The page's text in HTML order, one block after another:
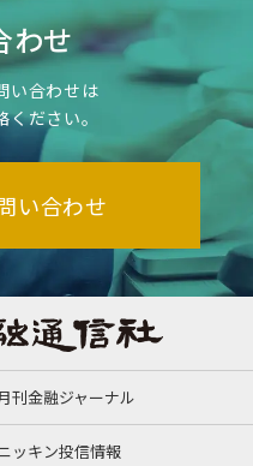
わせ
い合わせは
ださい。
い合わせ
刊金融ジャーナル
ッキン投信情報